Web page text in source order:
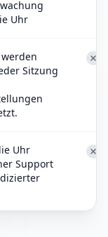
Uhr
Sitzung
Uhr
Support